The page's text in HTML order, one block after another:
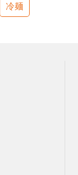
冷麺